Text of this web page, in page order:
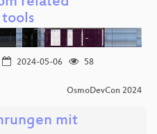
2024-05-06
58
OsmoDevCon 2024
mit